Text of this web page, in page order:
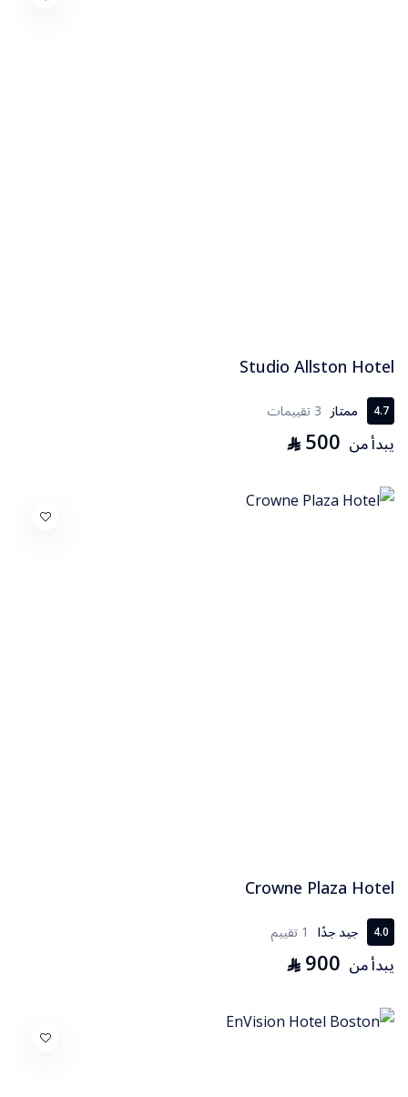
Studio Allston Hotel
4.7 ممتاز 3 تقييمات
يبدأ من 500
⃁
Crowne Plaza Hotel
4.0 جيد جدًا 1 تقييم
يبدأ من 900
⃁